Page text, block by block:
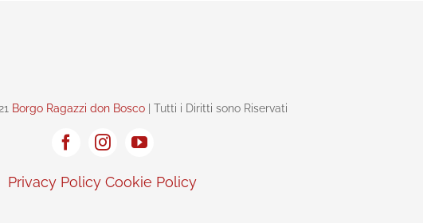
Borgo Ragazzi don Bosco| Tutti i Diritti sono Riservati
Privacy Policy Cookie Policy